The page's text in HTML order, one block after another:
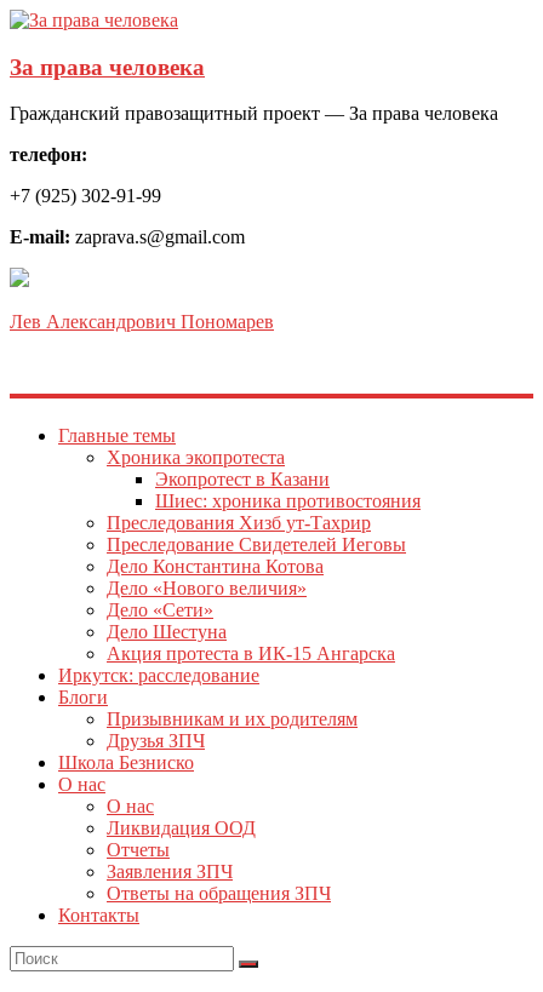
За права человека
Гражданский правозащитный проект — За права человека
телефон:
+7 (925) 302-91-99
E-mail: zaprava.s@gmail.com
Лев Александрович Пономарев
Главные темы
Хроника экопротеста
Экопротест в Казани
Шиес: хроника противостояния
Преследования Хизб ут-Тахрир
Преследование Свидетелей Иеговы
Дело Константина Котова
Дело «Нового величия»
Дело «Сети»
Дело Шестуна
Акция протеста в ИК-15 Ангарска
Иркутск: расследование
Блоги
Призывникам и их родителям
Друзья ЗПЧ
Школа Безниско
О нас
О нас
Ликвидация ООД
Отчеты
Заявления ЗПЧ
Ответы на обращения ЗПЧ
Контакты